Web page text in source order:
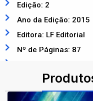
Edição: 2
Ano da Edição: 2015
Editora: LF Editorial
Nº de Páginas: 87